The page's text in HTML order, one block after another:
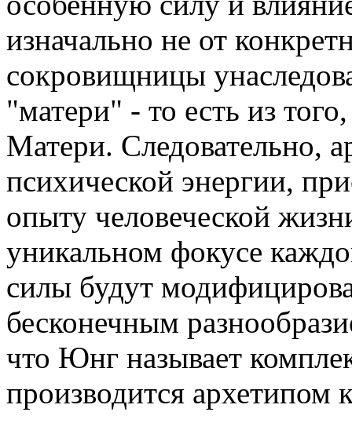
изначально не от
сокровищницы
"матери" - то есть из
Матери. Следовательно,
психической энергии,
опыту человеческой
уникальном фокусе
силы будут
бесконечным
что Юнг называет
производится архетипом